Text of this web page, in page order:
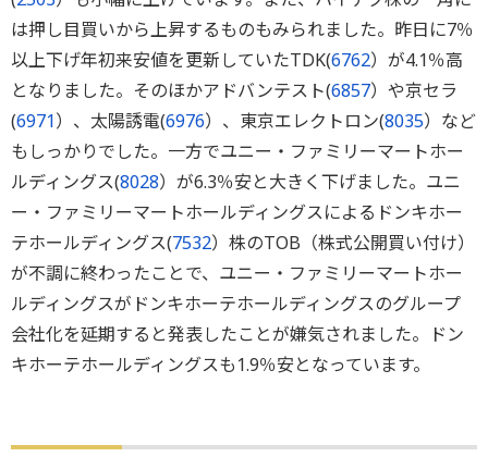
は押し目買いから上昇するものもみられました。昨日に7％
以上下げ年初来安値を更新していたTDK(6762）が4.1％高
となりました。そのほかアドバンテスト(6857）や京セラ
(6971）、太陽誘電(6976）、東京エレクトロン(8035）など
もしっかりでした。一方でユニー・ファミリーマートホー
ルディングス(8028）が6.3％安と大きく下げました。ユニ
ー・ファミリーマートホールディングスによるドンキホー
テホールディングス(7532）株のTOB（株式公開買い付け）
が不調に終わったことで、ユニー・ファミリーマートホー
ルディングスがドンキホーテホールディングスのグループ
会社化を延期すると発表したことが嫌気されました。ドン
キホーテホールディングスも1.9％安となっています。